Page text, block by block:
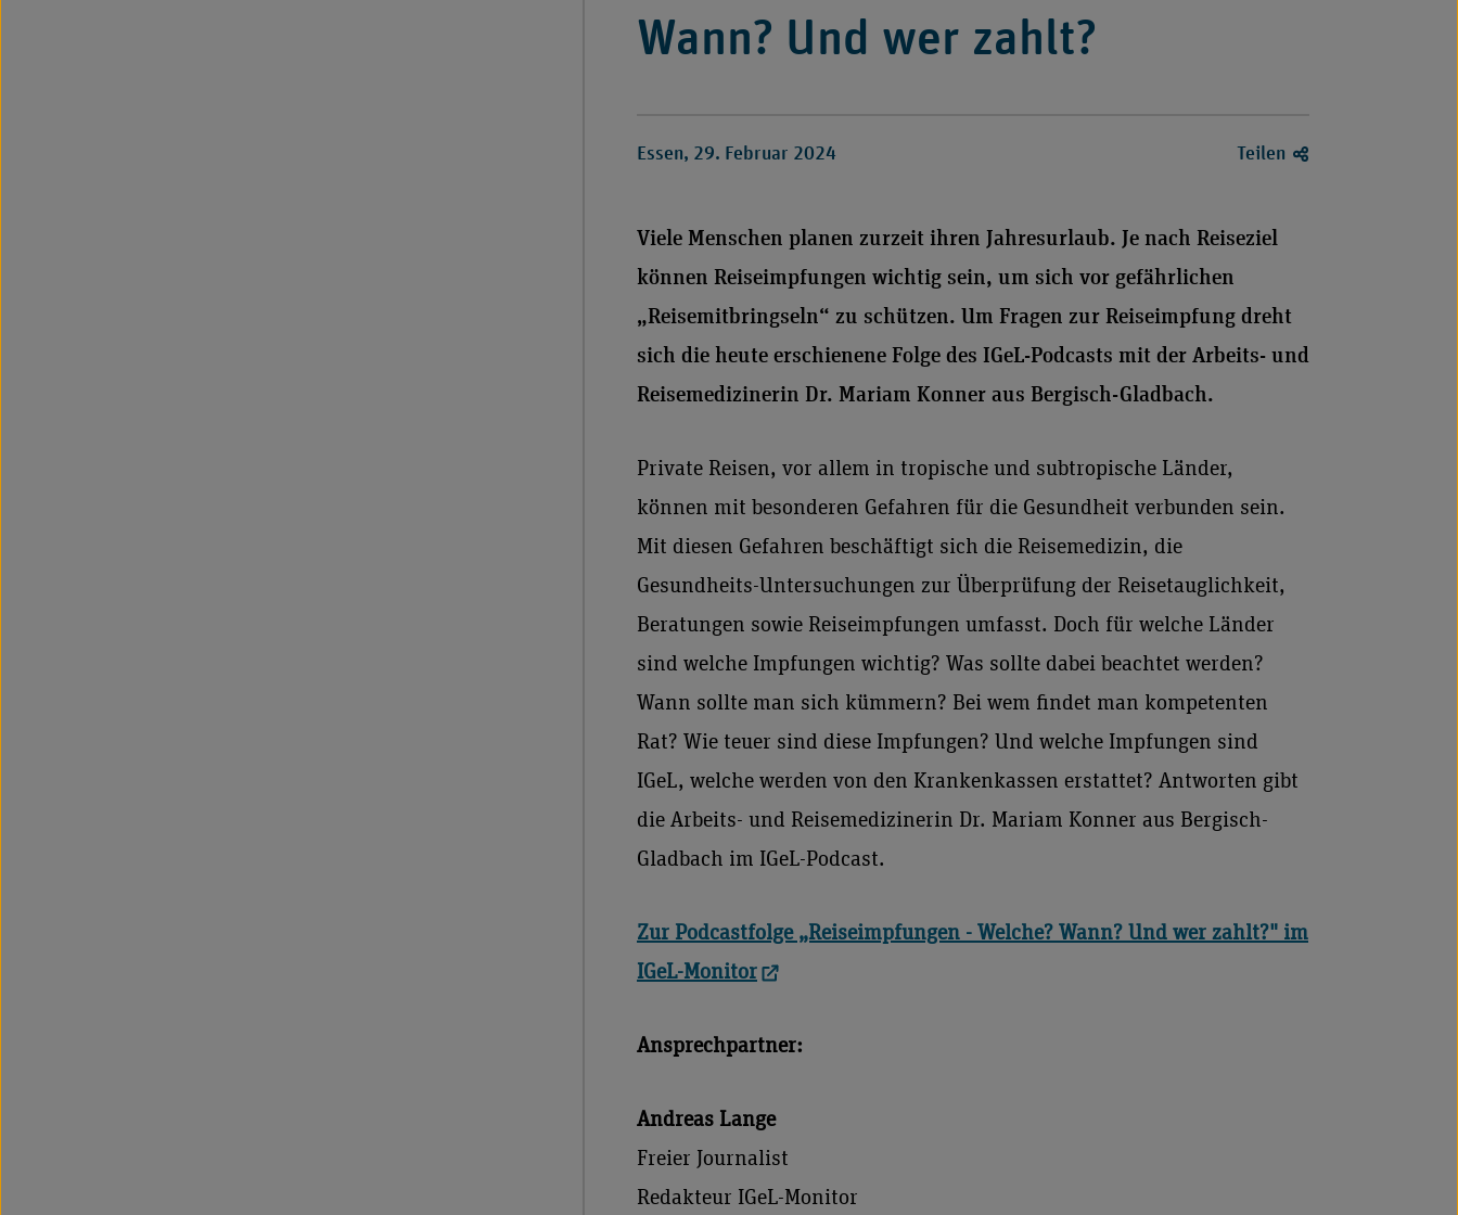
Wann? Und wer zahlt?
Essen, 29. Februar 2024 Teilen
Viele Menschen planen zurzeit ihren Jahresurlaub. Je nach Reiseziel
können Reiseimpfungen wichtig sein, um sich vor gefährlichen
„Reisemitbringseln“ zu schützen. Um Fragen zur Reiseimpfung dreht
sich die heute erschienene Folge des IGeL-Podcasts mit der Arbeits- und
Reisemedizinerin Dr. Mariam Konner aus Bergisch-Gladbach.
Private Reisen, vor allem in tropische und subtropische Länder,
können mit besonderen Gefahren für die Gesundheit verbunden sein.
Mit diesen Gefahren beschäftigt sich die Reisemedizin, die
Gesundheits-Untersuchungen zur Überprüfung der Reisetauglichkeit,
Beratungen sowie Reiseimpfungen umfasst. Doch für welche Länder
sind welche Impfungen wichtig? Was sollte dabei beachtet werden?
Wann sollte man sich kümmern? Bei wem findet man kompetenten
Rat? Wie teuer sind diese Impfungen? Und welche Impfungen sind
IGeL, welche werden von den Krankenkassen erstattet? Antworten gibt
die Arbeits- und Reisemedizinerin Dr. Mariam Konner aus Bergisch-
Gladbach im IGeL-Podcast.
Zur Podcastfolge „Reiseimpfungen - Welche? Wann? Und wer zahlt?" im
IGeL-Monitor
Ansprechpartner:
Andreas Lange
Freier Journalist
Redakteur IGeL-Monitor